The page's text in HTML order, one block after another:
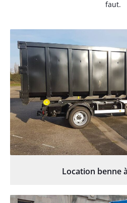
faut.
Location benne